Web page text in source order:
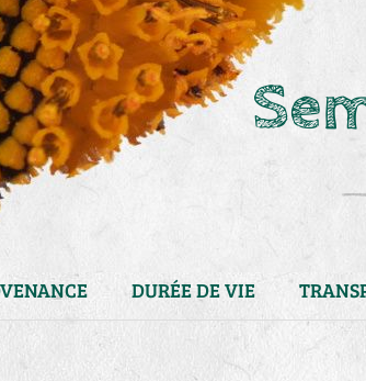
DURÉE DE VIE